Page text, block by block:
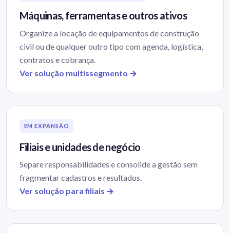
Máquinas, ferramentas e outros ativos
Organize a locação de equipamentos de construção
civil ou de qualquer outro tipo com agenda, logística,
contratos e cobrança.
Ver solução multissegmento →
EM EXPANSÃO
Filiais e unidades de negócio
Separe responsabilidades e consolide a gestão sem
fragmentar cadastros e resultados.
Ver solução para filiais →